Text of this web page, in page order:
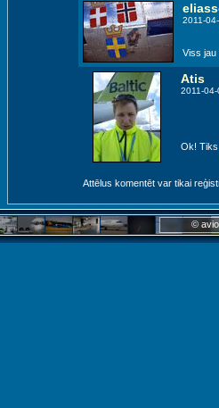
2011-
Viss jau
Atis
2011-
Ok!
Attēlus komentēt var tikai
©